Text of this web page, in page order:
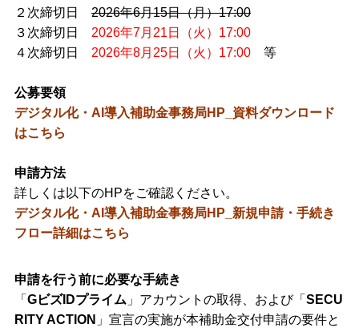
２次締切日 2026年6月15日（月）17:00
３次締切日 2026年7月21日（火）17:00
４次締切日 2026年8月25日（火）17:00 等
公募要領
デジタル化・AI導入補助金事務局HP_資料ダウンロード
はこちら
申請方法
詳しくは以下のHPをご確認ください。
デジタル化・AI導入補助金事務局HP_新規申請・手続き
フロー詳細はこちら
申請を行う前に必要な手続き
「 GビズIDプライム 」アカウントの取得、および「 SECU
RITY ACTION 」宣言の実施が本補助金交付申請の要件と